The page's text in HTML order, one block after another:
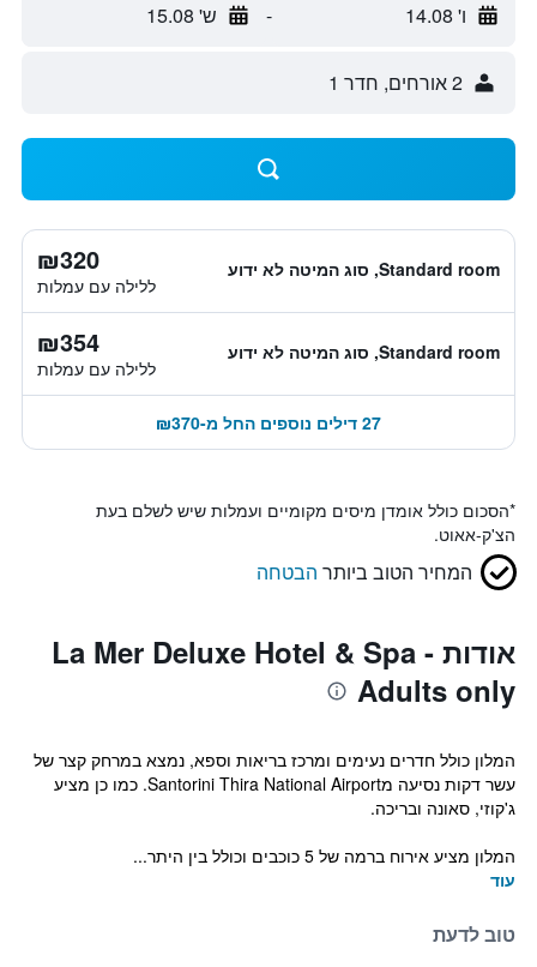
ו' 14.08 - ש' 15.08
2 אורחים, חדר 1
Standard room, סוג המיטה לא ידוע ₪320
ללילה עם עמלות
Standard room, סוג המיטה לא ידוע ₪354
ללילה עם עמלות
27 דילים נוספים החל מ-₪370
*הסכום כולל אומדן מיסים מקומיים ועמלות שיש לשלם בעת
הצ'ק-אאוט.
המחיר הטוב ביותר הבטחה
אודות La Mer Deluxe Hotel & Spa -
Adults only
המלון כולל חדרים נעימים ומרכז בריאות וספא, נמצא במרחק קצר של
עשר דקות נסיעה מSantorini Thira National Airport. כמו כן מציע
ג'קוזי, סאונה ובריכה.
המלון מציע אירוח ברמה של 5 כוכבים וכולל בין היתר...
עוד
טוב לדעת